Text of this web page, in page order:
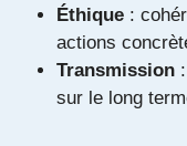
Éthique :
actions
Transmission
sur le long